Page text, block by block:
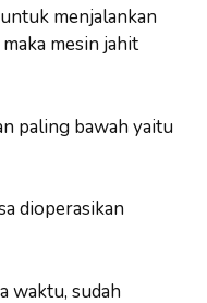
menjalankan
mesin jahit
paling bawah yaitu
dioperasikan
waktu, sudah